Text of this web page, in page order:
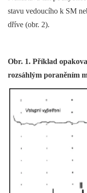
stavu vedoucího k SM
dříve (obr. 2).
Obr. 1. Příklad
rozsáhlým poraněním